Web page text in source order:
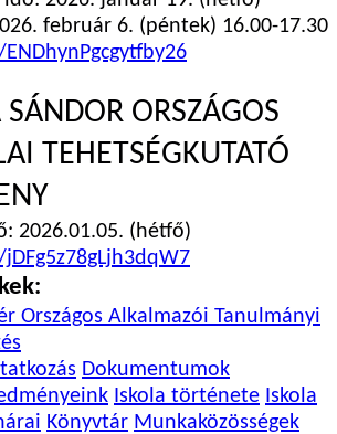
február 6. (péntek) 16.00-17.30
ORSZÁGOS
TEHETSÉGKUTATÓ
2026.01.05. (hétfő)
Országos Alkalmazói Tanulmányi
Dokumentumok
Iskola története Iskola
Könyvtár Munkaközösségek